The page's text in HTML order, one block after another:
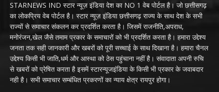
STARNEWS IND स्टार न्यूज़ इंडिया देश का NO 1 वेब पोर्टल है। जो छत्तीसगढ़
का लोकप्रिय वेब पोर्टल है। स्टार न्यूज़ इंडिया छत्तीसगढ़ राज्य के साथ देश के सभी
राज्यों से समाचार संकलन कर प्रदर्शित करता है। जिसमें राजनीति,अपराध,
मनोरंजन,खेल जैसे तमाम प्रकार के समाचारों को भी प्रदर्शित करता है। हमारा उद्देश्य
जनता तक सही जानकारी और खबरों को पूरी सच्चाई के साथ दिखाना है। हमारा चैनल
उद्देश्य किसी भी जाति,धर्म और आस्था को ठेस पहुंचाना नहीं है। संवादाता अपनी रुचि
से खबरों को प्रेषित करता है इसमें स्टारन्यूजइंडिया के किसी भी प्रकार के जवाबदार
नही है। सभी समाचार सम्बंधित प्रकरणों का न्याय क्षेत्र रायपुर होगा।